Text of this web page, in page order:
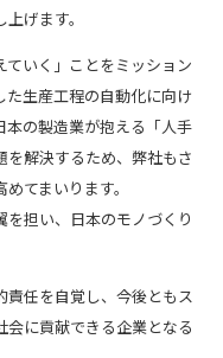
げます。
ていく」ことをミッション
生産工程の自動化に向け
本の製造業が抱える「人手
解決するため、弊社もさ
てまいります。
担い、日本のモノづくり
任を自覚し、今後ともス
に貢献できる企業となる